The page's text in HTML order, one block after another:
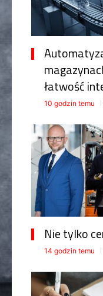
łatwość
10 godzin temu
Nie tylko
14 godzin temu